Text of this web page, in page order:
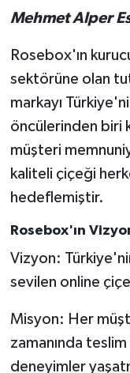
Mehmet Alper
Rosebox'ın
sektörüne olan
markayı
öncülerinden biri
müşteri
kaliteli çiçeği
hedeflemiştir.
Rosebox'ın
Vizyon:
sevilen online
Misyon: Her
zamanında
deneyimler